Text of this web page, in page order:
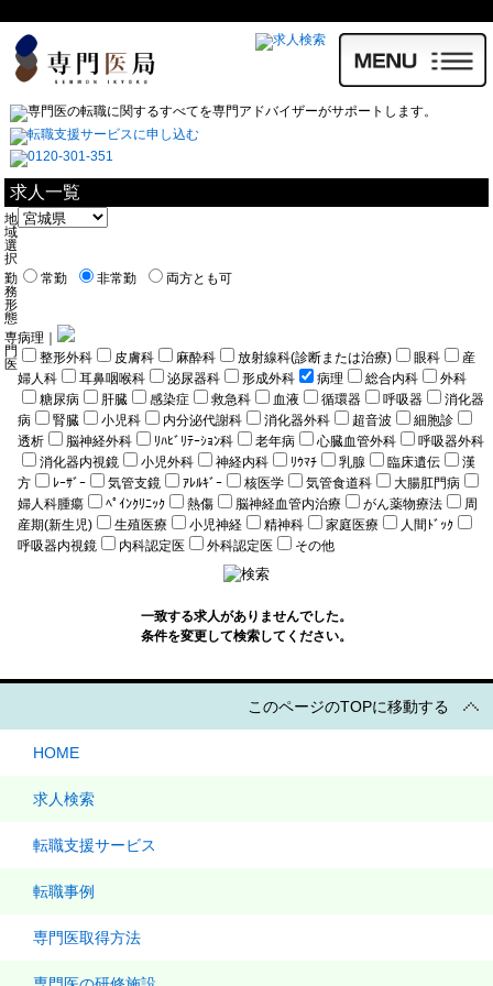
求人一覧
地
域
選
択
勤
務
形
態
常勤 非常勤 両方とも可
専
門
医
病理｜
整形外科
皮膚科 麻酔科 放射線科(診断または治療) 眼科
産
婦人科
耳鼻咽喉科 泌尿器科 形成外科 病理 総合内科
外科
糖尿病
肝臓 感染症 救急科 血液 循環器 呼吸器
消化器
病
腎臓 小児科 内分泌代謝科 消化器外科 超音波
細胞診
透析
脳神経外科 ﾘﾊﾋﾞﾘﾃｰｼｮﾝ科 老年病 心臓血管外科
呼吸器外科
消化器内視鏡
小児外科 神経内科 ﾘｳﾏﾁ 乳腺 臨床遺伝
漢
方
ﾚｰｻﾞｰ 気管支鏡 ｱﾚﾙｷﾞｰ 核医学 気管食道科
大腸肛門病
婦人科腫瘍
ﾍﾟｲﾝｸﾘﾆｯｸ 熱傷 脳神経血管内治療 がん薬物療法
周
産期(新生児)
生殖医療 小児神経 精神科 家庭医療
人間ﾄﾞｯｸ
呼吸器内視鏡
内科認定医 外科認定医 その他
一致する求人がありませんでした。
条件を変更して検索してください。
このページのTOPに移動する
HOME
求人検索
転職支援サービス
転職事例
専門医取得方法